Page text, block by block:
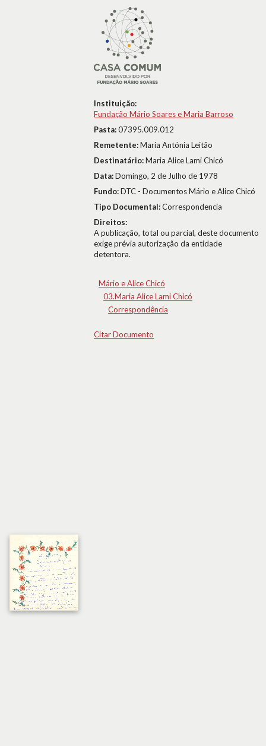
Instituição:
Fundação Mário Soares e Maria Barroso
Pasta:07395.009.012
Remetente:Maria Antónia Leitão
Destinatário:Maria Alice Lami Chicó
Data:Domingo, 2 de Julho de 1978
Fundo:DTC - Documentos Mário e Alice Chicó
Tipo Documental:Correspondencia
Direitos:
A publicação, total ou parcial, deste documento
exige prévia autorização da entidade
detentora.
Mário e Alice Chicó
03.Maria Alice Lami Chicó
Correspondência
Citar Documento